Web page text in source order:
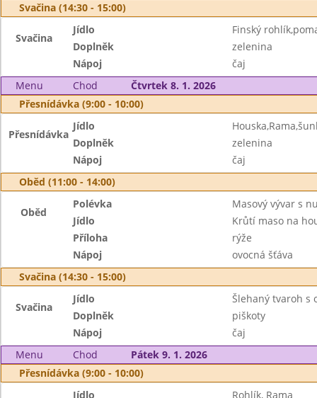
Svačina (14:30 - 15:00)
Svačina
Jídlo
Finský
Doplněk
zelenina
Nápoj
čaj
Menu
Chod
Čtvrtek 8. 1. 2026
Přesnídávka (9:00 - 10:00)
Přesnídávka
Jídlo
Doplněk
zelenina
Nápoj
čaj
Oběd (11:00 - 14:00)
Oběd
Polévka
Masový vývar s
Jídlo
Krůtí maso na
Příloha
rýže
Nápoj
ovocná šťáva
Svačina (14:30 - 15:00)
Svačina
Jídlo
Šlehaný tvaroh s
Doplněk
piškoty
Nápoj
čaj
Menu
Chod
Pátek 9. 1. 2026
Přesnídávka (9:00 - 10:00)
Jídlo
Rohlík, Rama